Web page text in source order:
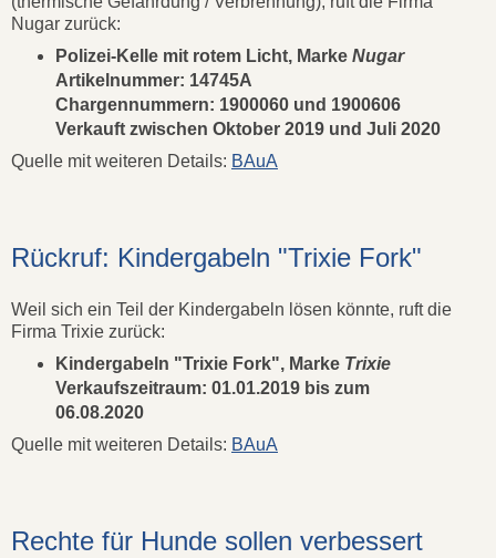
Nugar zurück:
Polizei-Kelle mit rotem Licht, Marke Nugar
Artikelnummer: 14745A
Chargennummern: 1900060 und 1900606
Verkauft zwischen Oktober 2019 und Juli 2020
Quelle mit weiteren Details: BAuA
Rückruf: Kindergabeln "Trixie Fork"
Weil sich ein Teil der Kindergabeln lösen könnte, ruft die
Firma Trixie zurück:
Kindergabeln "Trixie Fork", Marke Trixie
Verkaufszeitraum: 01.01.2019 bis zum
06.08.2020
Quelle mit weiteren Details: BAuA
Rechte für Hunde sollen verbessert